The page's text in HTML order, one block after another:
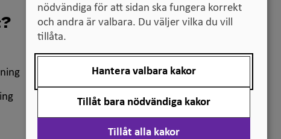
nödvändiga för att sidan ska fungera korrekt
och andra är valbara. Du väljer vilka du vill
tillåta.
Hantera valbara kakor
Tillåt bara nödvändiga kakor
Tillåt alla kakor